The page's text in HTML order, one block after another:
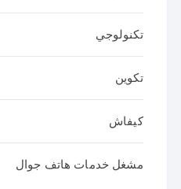
تكنولوجي
تكوين
كيفاش
مشغل خدمات هاتف جوال